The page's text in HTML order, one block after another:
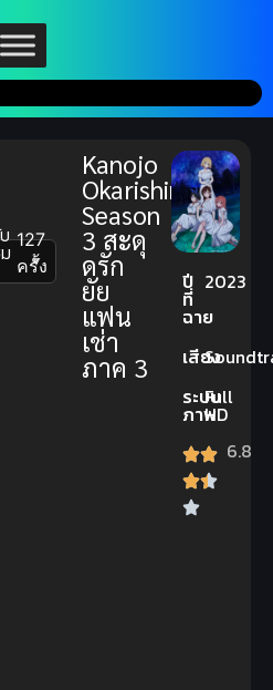
▼
127
ครั้ง
Kanojo
Okarishimasu
Season
3 สะดุ
ดรัก
ยัย
แฟน
เช่า
ภาค 3
ปี
ที่
ฉาย
2023
เสียง
ระบบ
ภาพ
Full
HD
6.8